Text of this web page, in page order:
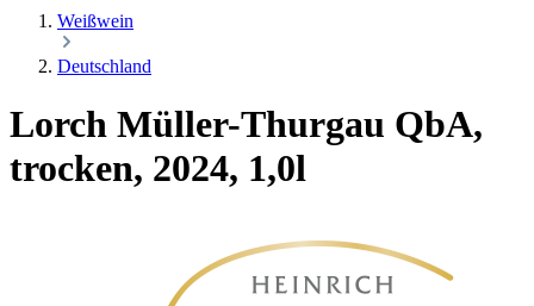
Weißwein
Deutschland
Lorch Müller-Thurgau QbA,
trocken, 2024, 1,0l